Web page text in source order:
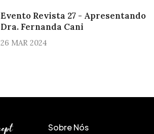
Evento Revista 27 - Apresentando
Dra. Fernanda Cani
26 MAR 2024
Sobre Nós